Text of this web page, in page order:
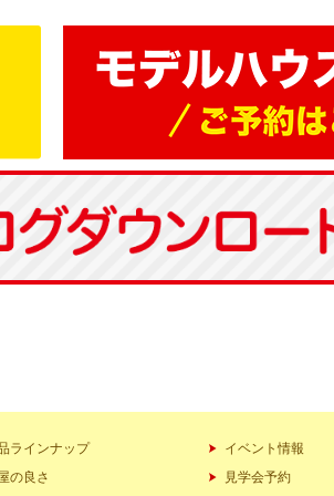
ラインナップ
の良さ
イベント情報
見学会予約